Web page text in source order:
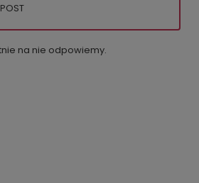
na nie odpowiemy.